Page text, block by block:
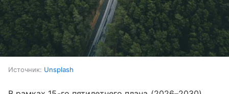
Источник: Unsplash